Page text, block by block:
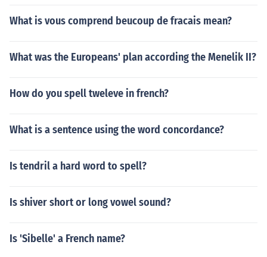
What is vous comprend beucoup de fracais mean?
What was the Europeans' plan according the Menelik II?
How do you spell tweleve in french?
What is a sentence using the word concordance?
Is tendril a hard word to spell?
Is shiver short or long vowel sound?
Is 'Sibelle' a French name?